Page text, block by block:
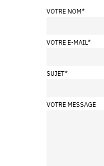
VOTRE NOM*
VOTRE E-MAIL*
SUJET*
VOTRE MESSAGE